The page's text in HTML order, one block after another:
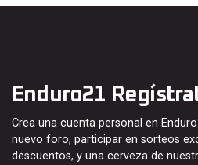
Enduro21
Crea una cuenta personal en
nuevo foro, participar en sorteos
descuentos, y una cerveza de